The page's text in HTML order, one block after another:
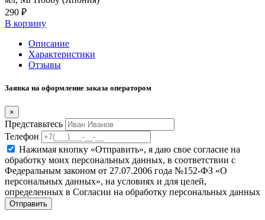
290 ₽
В корзину
Описание
Характеристики
Отзывы
Заявка на оформление заказа оператором
×
Представьтесь
Телефон
Нажимая кнопку «Отправить», я даю свое согласие на
обработку моих персональных данных, в соответствии с
Федеральным законом от 27.07.2006 года №152-ФЗ «О
персональных данных», на условиях и для целей,
определенных в Согласии на обработку персональных данных
Отправить